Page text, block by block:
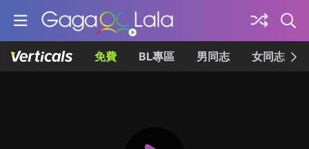
免費 BL專區 男同志 女同志